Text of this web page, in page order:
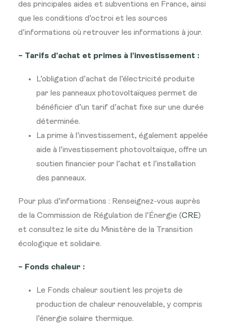
des principales aides et subventions en France, ainsi
que les conditions d’octroi et les sources
d’informations où retrouver les informations à jour.
– Tarifs d’achat et primes à l’investissement :
L’obligation d’achat de l’électricité produite
par les panneaux photovoltaïques permet de
bénéficier d’un tarif d’achat fixe sur une durée
déterminée.
La prime à l’investissement, également appelée
aide à l’investissement photovoltaïque, offre un
soutien financier pour l’achat et l’installation
des panneaux.
Pour plus d’informations : Renseignez-vous auprès
de la Commission de Régulation de l’Énergie (CRE)
et consultez le site du Ministère de la Transition
écologique et solidaire.
– Fonds chaleur :
Le Fonds chaleur soutient les projets de
production de chaleur renouvelable, y compris
l’énergie solaire thermique.